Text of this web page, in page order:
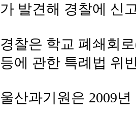
가 발견해 경찰에 신
경찰은 학교 폐쇄회
등에 관한 특례법 위
울산과기원은 2009